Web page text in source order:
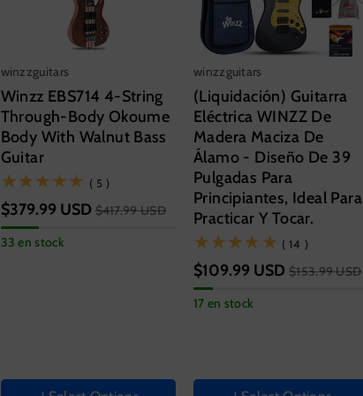
winzzguitars
Winzz EBS714 4-String
Through-Body Okoume
Body With Walnut Bass
Guitar
(5)
( 5 )
$379.99 USD $417.99 USD
33 en stock
winzzguitars
(Liquidación) Guitarra
Eléctrica WINZZ De
Madera Maciza De
Álamo - Diseño De 39
Pulgadas Para
Principiantes, Ideal Para
Practicar Y Tocar.
(14)
( 14 )
$109.99 USD $153.99 USD
17 en stock
Tamaño de la guitarra
39 Inch
Color del instrumento